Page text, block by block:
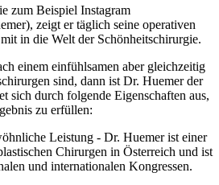
zum Beispiel Instagram
zeigt er täglich seine operativen
in die Welt der Schönheitschirurgie.
einem einfühlsamen aber gleichzeitig
sind, dann ist Dr. Huemer der
sich durch folgende Eigenschaften aus,
zu erfüllen:
Leistung - Dr. Huemer ist einer
Chirurgen in Österreich und ist
und internationalen Kongressen.